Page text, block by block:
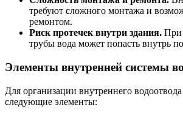
требуют сложного монтажа и
ремонтом.
Риск протечек внутри здания. При
трубы вода может попасть внутрь
Элементы внутренней системы
Для организации внутреннего
следующие элементы: